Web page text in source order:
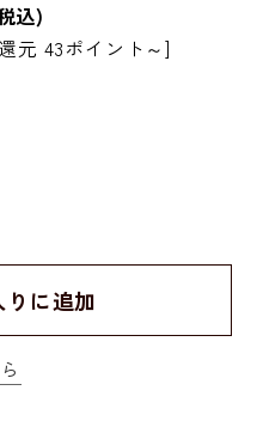
込)
元 43ポイント～]
に追加